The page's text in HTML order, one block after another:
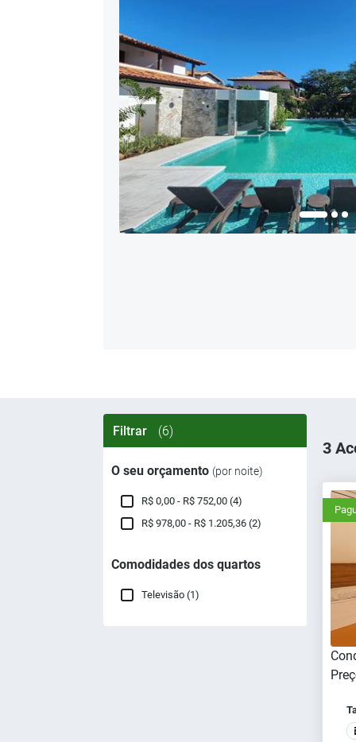
Filtrar (6)
O seu orçamento (por noite)
R$ 0,00 - R$ 752,00 (4)
R$ 978,00 - R$ 1.205,36 (2)
Comodidades dos quartos
Televisão (1)
3